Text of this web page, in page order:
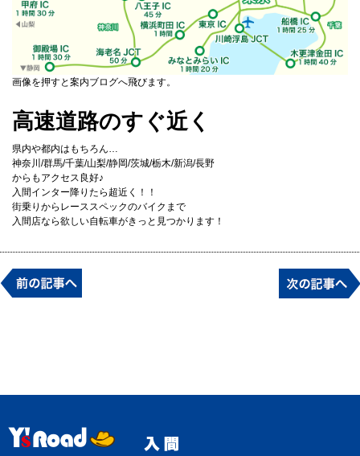
画像を押すと案内ブログへ飛びます。
高速道路のすぐ近く
県内や都内はもちろん…
神奈川/群馬/千葉/山梨/静岡/茨城/栃木/新潟/長野
からもアクセス良好♪
入間インター降りたら超近く！！
街乗りからレーススペックのバイクまで
入間店なら欲しい自転車がきっと見つかります！